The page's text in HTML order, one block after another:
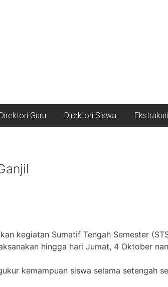
Direktori Guru Direktori Siswa
kegiatan Sumatif Tengah Semester
hingga hari Jumat, 4 Oktober
kemampuan siswa selama setengah